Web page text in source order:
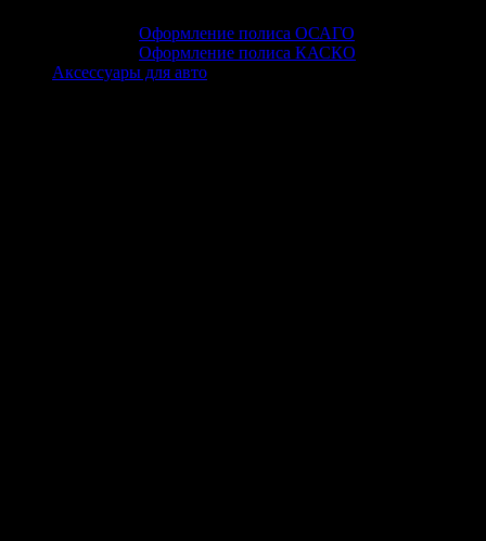
Оформление полиса ОСАГО
Оформление полиса КАСКО
Аксессуары для авто